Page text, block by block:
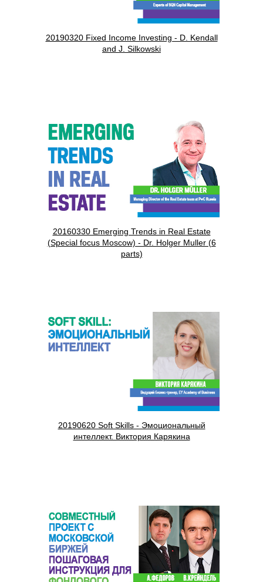
20190320 Fixed Income Investing - D. Kendall
and J. Silkowski
20160330 Emerging Trends in Real Estate
(Special focus Moscow) - Dr. Holger Muller (6
parts)
20190620 Soft Skills - Эмоциональный
интеллект. Виктория Карякина